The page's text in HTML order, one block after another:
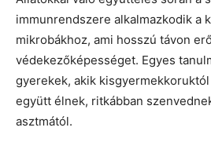
immunrendszere alkalmazkodik a
mikrobákhoz, ami hosszú távon
védekezőképességet. Egyes
gyerekek, akik
együtt élnek, ritkábban
asztmától.